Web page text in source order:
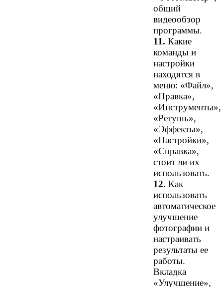
общий
видеообзор
программы.
11. Какие
команды и
настройки
находятся в
меню: «Файл»,
«Правка»,
«Инструменты»,
«Ретушь»,
«Эффекты»,
«Настройки»,
«Справка»,
стоит ли их
использовать.
12. Как
использовать
автоматическое
улучшение
фотографии и
настраивать
результаты ее
работы.
Вкладка
«Улучшение»,